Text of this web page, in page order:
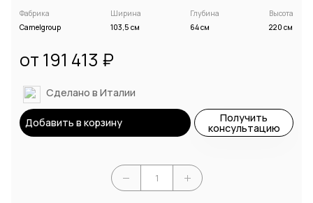
Фабрика
Camelgroup
Ширина
103,5 см
Глубина
64 см
Высота
220 см
от 191 413 ₽
Сделано в Италии
Добавить в корзину Получить
консультацию